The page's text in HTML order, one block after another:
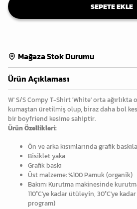
SEPETE EKLE
Mağaza Stok Durumu
Ürün Açıklaması
W' S/S Compy T-Shirt 'White' orta
kumaştan üretilmiş olup, biraz daha bol
bir boyfriend kesime sahiptir.
Ürün Özellikleri:
Ön ve arka kısımlarında grafik
Bisiklet yaka
Grafik baskı
Üst malzeme: %100 Pamuk (organik)
Bakım: Kurutma makinesinde
110°C'ye kadar ütüleyin, 30°C'ye
program)